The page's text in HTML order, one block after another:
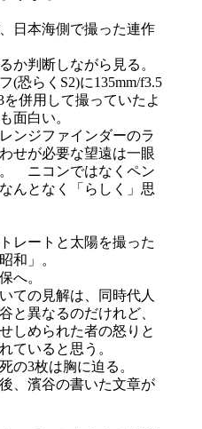
日本海側で撮った連作
か判断しながら見る。
(恐らくS2)に135mm/f3.5
併用して撮っていたよ
面白い。
ンジファインダーのラ
せが必要な望遠は一眼
ニコンではなくペン
んとなく「らしく」思
レートと太陽を撮った
和」。
へ。
ての見解は、同時代人
と異なるのだけれど、
しめられた者の怒りと
ていると思う。
の3枚は胸に迫る。
、濱谷の書いた文章が